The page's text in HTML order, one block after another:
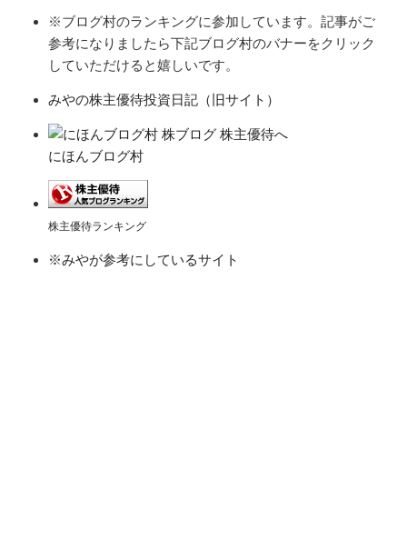
※ブログ村のランキングに参加しています。記事がご
参考になりましたら下記ブログ村のバナーをクリック
していただけると嬉しいです。
みやの株主優待投資日記（旧サイト）
にほんブログ村
株主優待ランキング
※みやが参考にしているサイト